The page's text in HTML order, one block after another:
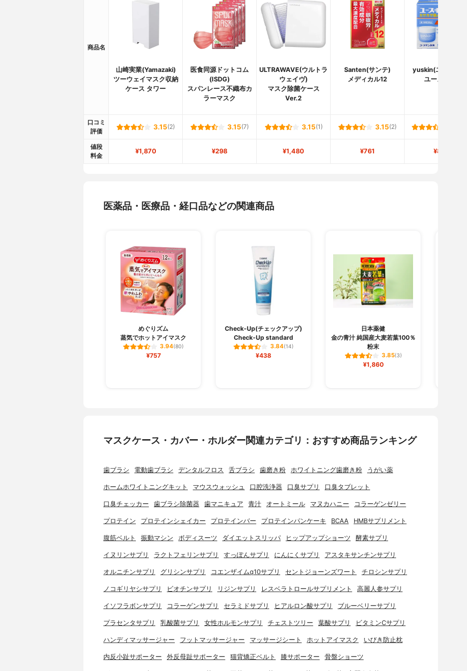
商品名
山崎実業(Yamazaki)
ツーウェイマスク収納
ケース タワー
医食同源ドットコム
(ISDG)
スパンレース不織布カ
ラーマスク
ULTRAWAVE(ウルトラ
ウェイヴ)
マスク除菌ケース
Ver.2
Santen(サンテ)
メディカル12
yuskin(ユースキン)
ユースキンI
口コミ
評価
3.15(2) 3.15(7) 3.15(1) 3.15(2)
値段
料金
¥1,870 ¥298 ¥1,480 ¥761 ¥843
医薬品・医療品・経口品などの関連商品
めぐりズム
蒸気でホットアイマスク
3.94(80)
¥757
Check-Up(チェックアップ)
Check-Up standard
3.84(14)
¥438
日本薬健
金の青汁 純国産大麦若葉100％
粉末
3.85(3)
¥1,860
マスクケース・カバー・ホルダー関連カテゴリ：おすすめ商品ランキング
歯ブラシ 電動歯ブラシ デンタルフロス 舌ブラシ 歯磨き粉 ホワイトニング歯磨き粉 うがい薬
ホームホワイトニングキット マウスウォッシュ 口腔洗浄器 口臭サプリ 口臭タブレット
口臭チェッカー 歯ブラシ除菌器 歯マニキュア 青汁 オートミール マヌカハニー コラーゲンゼリー
プロテイン プロテインシェイカー プロテインバー プロテインパンケーキ BCAA HMBサプリメント
腹筋ベルト 振動マシン ボディスーツ ダイエットスリッパ ヒップアップショーツ 酵素サプリ
イヌリンサプリ ラクトフェリンサプリ すっぽんサプリ にんにくサプリ アスタキサンチンサプリ
オルニチンサプリ グリシンサプリ コエンザイムq10サプリ セントジョーンズワート チロシンサプリ
ノコギリヤシサプリ ビオチンサプリ リジンサプリ レスベラトロールサプリメント 高麗人参サプリ
イソフラボンサプリ コラーゲンサプリ セラミドサプリ ヒアルロン酸サプリ ブルーベリーサプリ
プラセンタサプリ 乳酸菌サプリ 女性ホルモンサプリ チェストツリー 葉酸サプリ ビタミンCサプリ
ハンディマッサージャー フットマッサージャー マッサージシート ホットアイマスク いびき防止枕
内反小趾サポーター 外反母趾サポーター 猫背矯正ベルト 膝サポーター 骨盤ショーツ